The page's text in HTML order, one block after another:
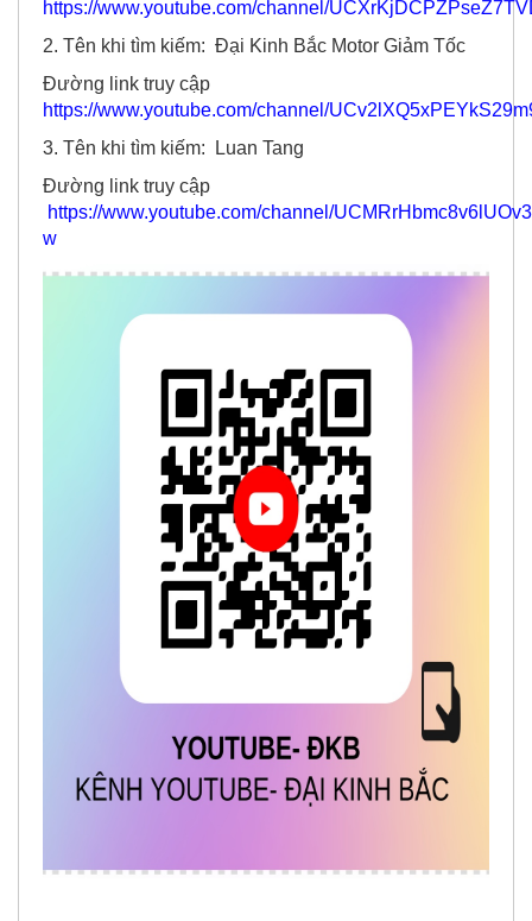
2. Tên khi tìm kiếm: Đại Kinh Bắc Motor Giảm Tốc
Đường link truy cập
https://www.youtube.com/channel/
3. Tên khi tìm kiếm: Luan Tang
Đường link truy cập
https://www.youtube.com/channel/
w